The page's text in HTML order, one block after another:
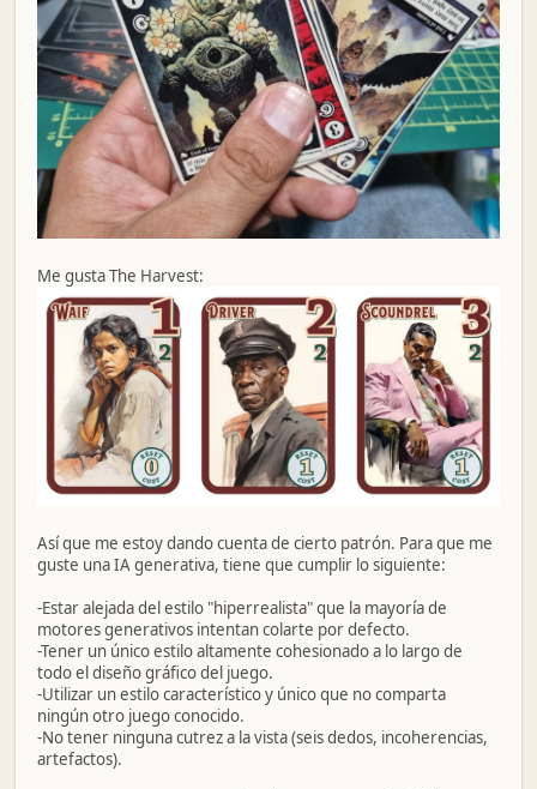
Me gusta The Harvest:
Así que me estoy dando cuenta de cierto patrón. Para que me
guste una IA generativa, tiene que cumplir lo siguiente:
-Estar alejada del estilo "hiperrealista" que la mayoría de
motores generativos intentan colarte por defecto.
-Tener un único estilo altamente cohesionado a lo largo de
todo el diseño gráfico del juego.
-Utilizar un estilo característico y único que no comparta
ningún otro juego conocido.
-No tener ninguna cutrez a la vista (seis dedos, incoherencias,
artefactos).